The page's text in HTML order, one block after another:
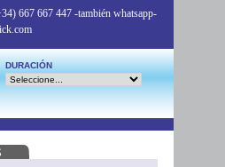
667 667 447 -también whatsapp-
DURACIÓN